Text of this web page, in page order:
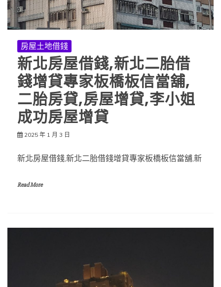
房屋土地借錢
新北房屋借錢,新北二胎借
錢增貸專家板橋板信當舖,
二胎房貸,房屋增貸,李小姐
成功房屋增貸
2025 年 1 月 3 日
新北房屋借錢,新北二胎借錢增貸專家板橋板信當舖,新
Read More